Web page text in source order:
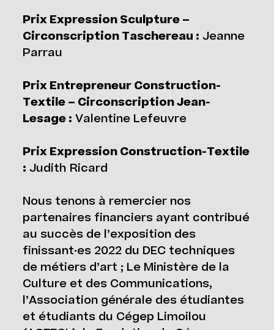
Prix Expression Sculpture –
Circonscription Taschereau : Jeanne
Parrau
Prix Entrepreneur Construction-
Textile – Circonscription Jean-
Lesage : Valentine Lefeuvre
Prix Expression Construction-Textile
: Judith Ricard
Nous tenons à remercier nos
partenaires financiers ayant contribué
au succès de l’exposition des
finissant·es 2022 du DEC techniques
de métiers d’art ; Le Ministère de la
Culture et des Communications,
l’Association générale des étudiantes
et étudiants du Cégep Limoilou